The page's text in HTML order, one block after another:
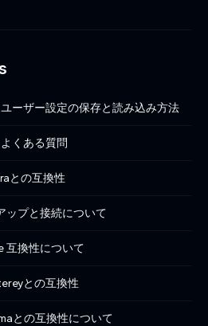
ユーザー設定の保存と読み込み方法
くある質問
との互換性
ップと接続について
互換性について
との互換性
との互換性について